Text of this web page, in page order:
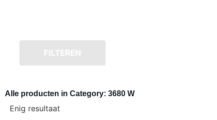
FILTEREN
Alle producten in Category: 3680 W
Enig resultaat